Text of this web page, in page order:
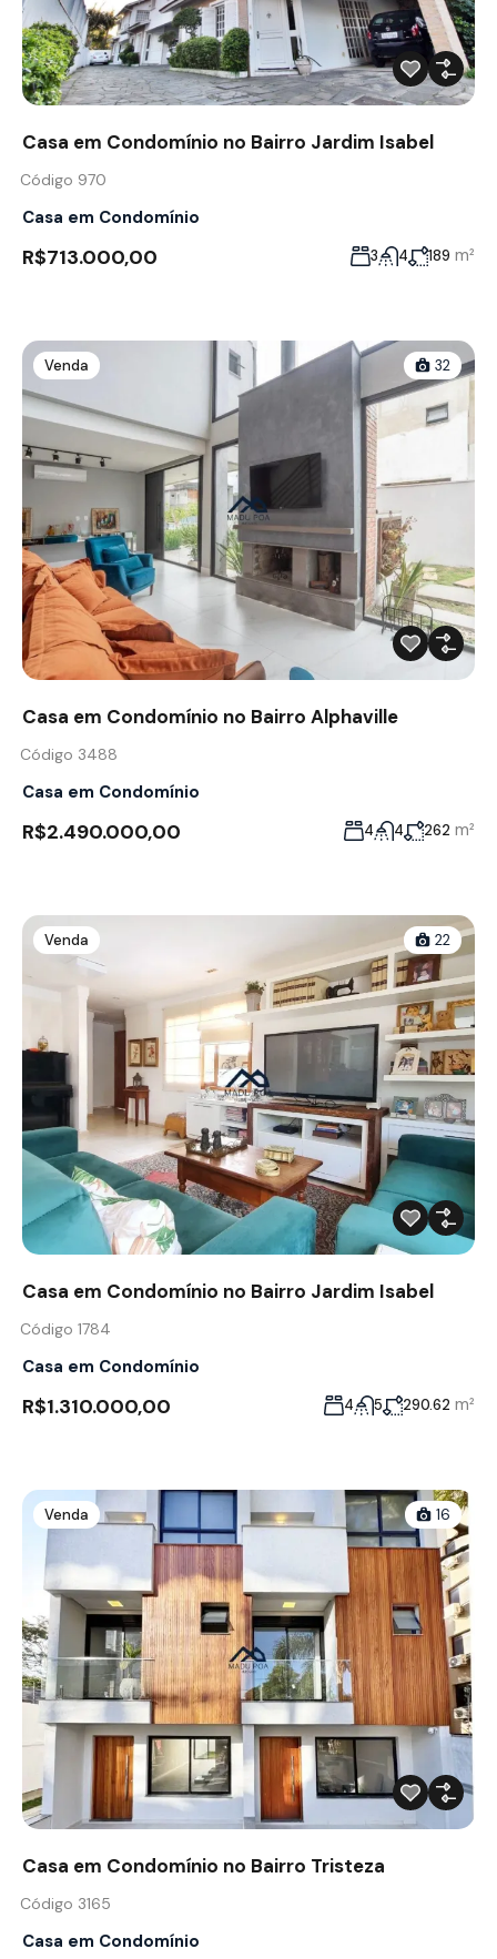
Casa em Condomínio no Bairro Jardim Isabel
Código 970
Casa em Condomínio
R$713.000,00 3 4 189 m²
Venda 32
Casa em Condomínio no Bairro Alphaville
Código 3488
Casa em Condomínio
R$2.490.000,00 4 4 262 m²
Venda 22
Casa em Condomínio no Bairro Jardim Isabel
Código 1784
Casa em Condomínio
R$1.310.000,00 4 5 290.62 m²
Venda 16
Casa em Condomínio no Bairro Tristeza
Código 3165
Casa em Condomínio